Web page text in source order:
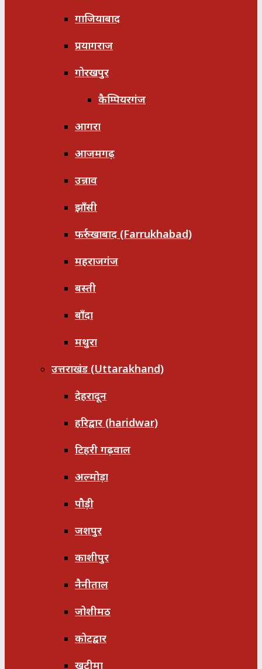
गाजियाबाद
प्रयागराज
गोरखपुर
कैम्पियरगंज
आगरा
आजमगढ़
उन्नाव
झाँसी
फर्रुखाबाद (Farrukhabad)
महराजगंज
बस्ती
बाँदा
मथुरा
उत्तराखंड (Uttarakhand)
देहरादून
हरिद्वार (haridwar)
टिहरी गढ़वाल
अल्मोड़ा
पौड़ी
जशपुर
काशीपुर
नैनीताल
जोशीमठ
कोटद्वार
खटीमा